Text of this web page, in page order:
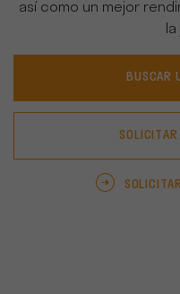
así como un mejor
BUSCAR
SOLICITAR